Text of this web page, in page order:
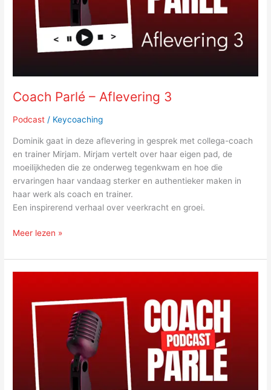
Coach Parlé – Aflevering 3
Podcast / Keycoaching
Dominik gaat in deze aflevering in gesprek met collega-coach
en trainer Mirjam. Mirjam vertelt over haar eigen pad, de
moeilijkheden die ze onderweg tegenkwam en hoe die
ervaringen haar vandaag sterker en authentieker maken in
haar werk als coach en trainer.
Een inspirerend verhaal over veerkracht en groei.
Meer lezen »
Aflevering